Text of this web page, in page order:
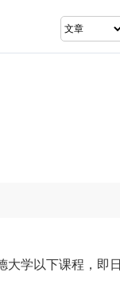
大学以下课程，即日